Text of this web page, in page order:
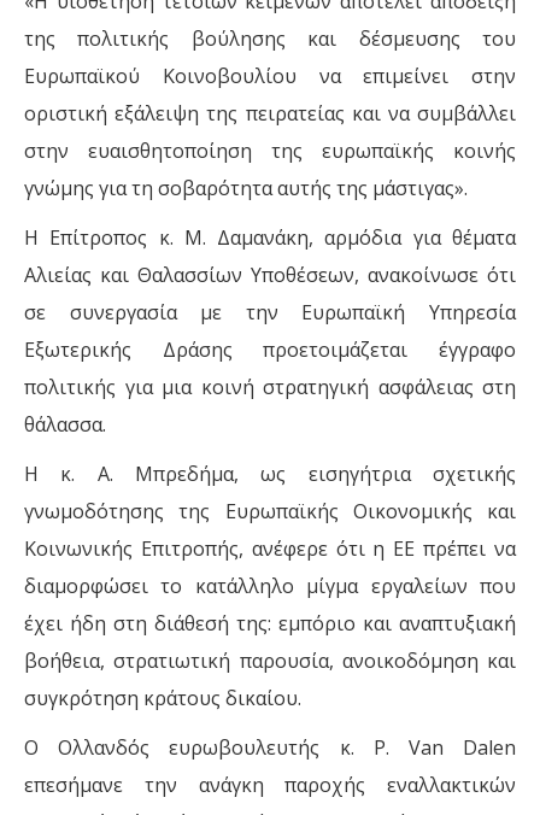
της πολιτικής βούλησης και δέσμευσης του
Ευρωπαϊκού Κοινοβουλίου να επιμείνει στην
οριστική εξάλειψη της πειρατείας και να συμβάλλει
στην ευαισθητοποίηση της ευρωπαϊκής κοινής
γνώμης για τη σοβαρότητα αυτής της μάστιγας».
Η Επίτροπος κ. Μ. Δαμανάκη, αρμόδια για θέματα
Αλιείας και Θαλασσίων Υποθέσεων, ανακοίνωσε ότι
σε συνεργασία με την Ευρωπαϊκή Υπηρεσία
Εξωτερικής Δράσης προετοιμάζεται έγγραφο
πολιτικής για μια κοινή στρατηγική ασφάλειας στη
θάλασσα.
Η κ. Α. Μπρεδήμα, ως εισηγήτρια σχετικής
γνωμοδότησης της Ευρωπαϊκής Οικονομικής και
Κοινωνικής Επιτροπής, ανέφερε ότι η ΕΕ πρέπει να
διαμορφώσει το κατάλληλο μίγμα εργαλείων που
έχει ήδη στη διάθεσή της: εμπόριο και αναπτυξιακή
βοήθεια, στρατιωτική παρουσία, ανοικοδόμηση και
συγκρότηση κράτους δικαίου.
Ο Ολλανδός ευρωβουλευτής κ. Ρ. Van Dalen
επεσήμανε την ανάγκη παροχής εναλλακτικών